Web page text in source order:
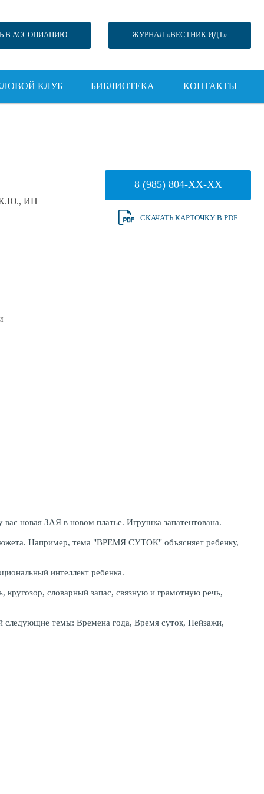
В АССОЦИАЦИЮ ЖУРНАЛ «ВЕСТНИК ИДТ»
КЛУБ БИБЛИОТЕКА КОНТАКТЫ
К.Ю., ИП
8 (985) 804-XX-XX
СКАЧАТЬ КАРТОЧКУ В PDF
новая ЗАЯ в новом платье. Игрушка запатентована.
Например, тема "ВРЕМЯ СУТОК" объясняет ребенку,
интеллект ребенка.
словарный запас, связную и грамотную речь,
следующие темы: Времена года, Время суток, Пейзажи,